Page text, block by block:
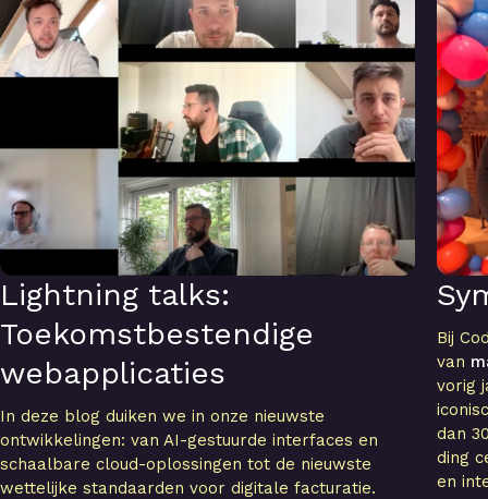
Lightning talks:
Toekomstbestendige
webapplicaties
In deze blog duiken we in onze nieuwste
ontwikkelingen: van AI-gestuurde interfaces en
schaalbare cloud-oplossingen tot de nieuwste
wettelijke standaarden voor digitale facturatie.
Bij
van
vorig
dan
ding
en